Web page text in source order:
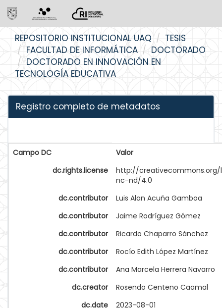
navigation
REPOSITORIO INSTITUCIONAL UAQ
TESIS
FACULTAD DE INFORMÁTICA
DOCTORADO
DOCTORADO EN INNOVACIÓN EN
TECNOLOGÍA EDUCATIVA
Registro completo de metadatos
Campo DC
Valor
dc.rights.license
http://
nc-nd/4.0
dc.contributor
Luis Alan Acuña Gamboa
dc.contributor
Jaime Rodríguez Gómez
dc.contributor
Ricardo Chaparro Sánchez
dc.contributor
Rocío Edith López Martínez
dc.contributor
Ana Marcela Herrera Navarro
dc.creator
Rosendo Centeno Caamal
dc.date
2023-08-01